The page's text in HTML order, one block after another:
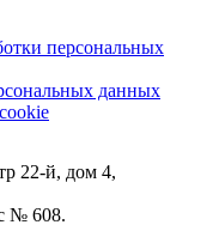
персональных
данных
22-й, дом 4,
№ 608.